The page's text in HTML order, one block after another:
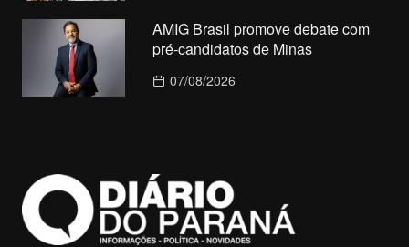
AMIG Brasil promove debate com
pré-candidatos de Minas
07/08/2026